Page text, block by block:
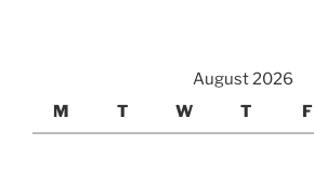
August 2026
M
T W T F